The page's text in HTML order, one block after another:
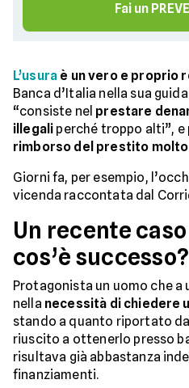
Fai un
L’usura è un vero e proprio
Banca d’Italia nella sua
“consiste nel prestare
illegali perché troppo alti”, e
rimborso del prestito
Giorni fa, per esempio,
vicenda raccontata dal
Un recente
cos’è successo?
Protagonista un uomo che
nella necessità di chiedere
stando a quanto riportato
riuscito a ottenerlo presso
risultava già abbastanza
finanziamenti.